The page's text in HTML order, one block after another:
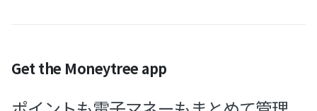
Get the Moneytree app